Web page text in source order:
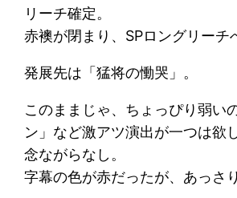
リーチ確定。
赤襖が閉まり、SPロングリーチ
発展先は「猛将の慟哭」。
このままじゃ、ちょっぴり弱い
ン」など激アツ演出が一つは欲
念ながらなし。
字幕の色が赤だったが、あっさ